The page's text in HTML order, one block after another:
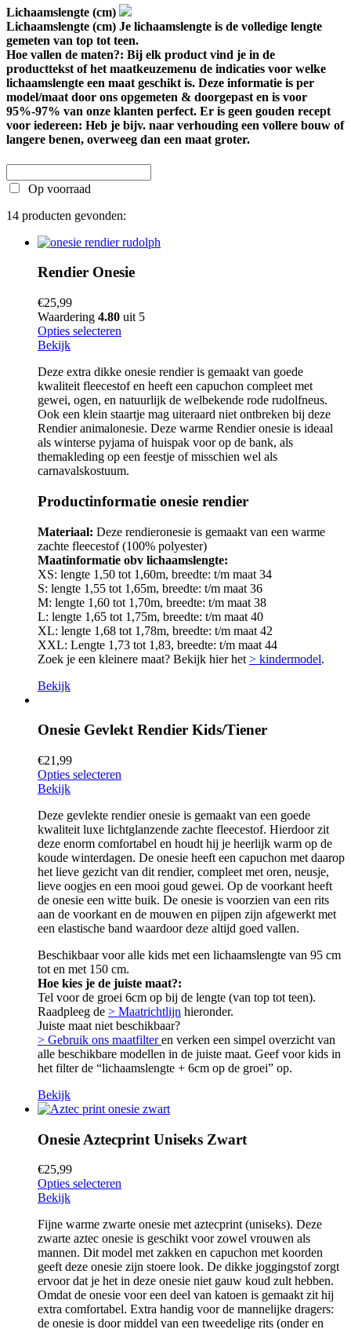
Lichaamslengte (cm)
Lichaamslengte (cm) Je lichaamslengte is de volledige lengte
gemeten van top tot teen.
Hoe vallen de maten?: Bij elk product vind je in de
producttekst of het maatkeuzemenu de indicaties voor welke
lichaamslengte een maat geschikt is. Deze informatie is per
model/maat door ons opgemeten & doorgepast en is voor
95%-97% van onze klanten perfect. Er is geen gouden recept
voor iedereen: Heb je bijv. naar verhouding een vollere bouw of
langere benen, overweeg dan een maat groter.
Op voorraad
14 producten gevonden:
Rendier Onesie
€25,99
Waardering 4.80 uit 5
Opties selecteren
Bekijk
Deze extra dikke onesie rendier is gemaakt van goede
kwaliteit fleecestof en heeft een capuchon compleet met
gewei, ogen, en natuurlijk de welbekende rode rudolfneus.
Ook een klein staartje mag uiteraard niet ontbreken bij deze
Rendier animalonesie. Deze warme Rendier onesie is ideaal
als winterse pyjama of huispak voor op de bank, als
themakleding op een feestje of misschien wel als
carnavalskostuum.
Productinformatie onesie rendier
Materiaal: Deze rendieronesie is gemaakt van een warme
zachte fleecestof (100% polyester)
Maatinformatie obv lichaamslengte:
XS: lengte 1,50 tot 1,60m, breedte: t/m maat 34
S: lengte 1,55 tot 1,65m, breedte: t/m maat 36
M: lengte 1,60 tot 1,70m, breedte: t/m maat 38
L: lengte 1,65 tot 1,75m, breedte: t/m maat 40
XL: lengte 1,68 tot 1,78m, breedte: t/m maat 42
XXL: Lengte 1,73 tot 1,83, breedte: t/m maat 44
Zoek je een kleinere maat? Bekijk hier het > kindermodel.
Bekijk
Onesie Gevlekt Rendier Kids/Tiener
€21,99
Opties selecteren
Bekijk
Deze gevlekte rendier onesie is gemaakt van een goede
kwaliteit luxe lichtglanzende zachte fleecestof. Hierdoor zit
deze enorm comfortabel en houdt hij je heerlijk warm op de
koude winterdagen. De onesie heeft een capuchon met daarop
het lieve gezicht van dit rendier, compleet met oren, neusje,
lieve oogjes en een mooi goud gewei. Op de voorkant heeft
de onesie een witte buik. De onesie is voorzien van een rits
aan de voorkant en de mouwen en pijpen zijn afgewerkt met
een elastische band waardoor deze altijd goed vallen.
Beschikbaar voor alle kids met een lichaamslengte van 95 cm
tot en met 150 cm.
Hoe kies je de juiste maat?:
Tel voor de groei 6cm op bij de lengte (van top tot teen).
Raadpleeg de > Maatrichtlijn hieronder.
Juiste maat niet beschikbaar?
> Gebruik ons maatfilteren verken een simpel overzicht van
alle beschikbare modellen in de juiste maat. Geef voor kids in
het filter de “lichaamslengte + 6cm op de groei” op.
Bekijk
Onesie Aztecprint Uniseks Zwart
€25,99
Opties selecteren
Bekijk
Fijne warme zwarte onesie met aztecprint (uniseks). Deze
zwarte aztec onesie is geschikt voor zowel vrouwen als
mannen. Dit model met zakken en capuchon met koorden
geeft deze onesie zijn stoere look. De dikke joggingstof zorgt
ervoor dat je het in deze onesie niet gauw koud zult hebben.
Omdat de onesie voor een deel van katoen is gemaakt zit hij
extra comfortabel. Extra handig voor de mannelijke dragers:
de onesie is door middel van een tweedelige rits (onder en